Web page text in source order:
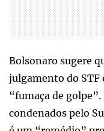
Bolsonaro sugere
julgamento do STF
“fumaça de
condenados pelo